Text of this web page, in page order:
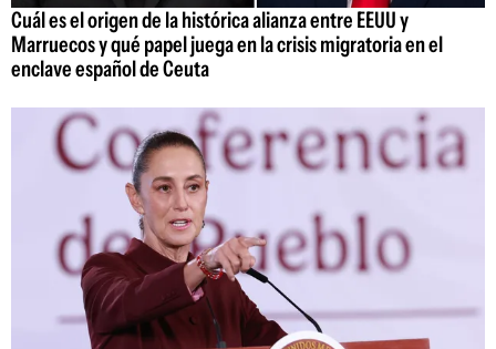
Cuál es el origen de la histórica alianza entre EEUU y
Marruecos y qué papel juega en la crisis migratoria en el
enclave español de Ceuta